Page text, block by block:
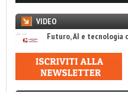
VIDEO
Futuro, AI e tecnologia